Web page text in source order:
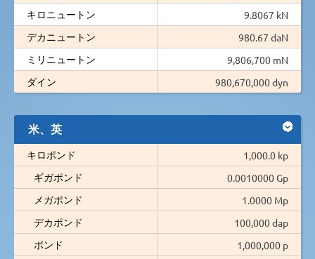
キロニュートン
9.8067 kN
デカニュートン
980.67 daN
ミリニュートン
9,806,700 mN
ダイン
980,670,000 dyn
米、英
キロポンド
1,000.0 kp
ギガポンド
0.0010000 Gp
メガポンド
1.0000 Mp
デカポンド
100,000 dap
ポンド
1,000,000 p